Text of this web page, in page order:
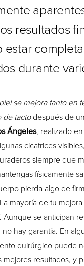
resultados
estar
durante
se mejora tanto en
de tactodespués de un
Ángeles, realizado
cicatrices
siempre que
físicamente
pierda algo de
mayoría de tu
Aunque se anticipan
hay garantía. En
quirúrgico puede
mejores resultados, y